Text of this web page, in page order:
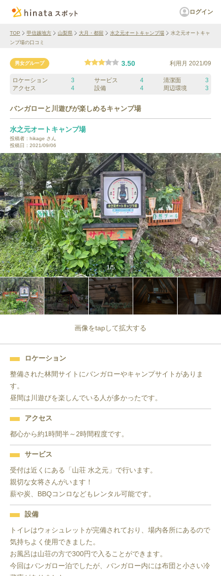
ログイン
TOP 甲信越地方 山梨県 大月・都留 水之元オートキャンプ場
水之元オートキャ
ンプ場の口コミ
男女グループ 3.50 利用月 2021/09
ロケーション 3 サービス 4 清潔面
3
アクセス
4 設備 4 周辺環境 3
バンガローと川遊びが楽しめるキャンプ場
水之元オートキャンプ場
投稿者： hikage さん
投稿日： 2021/09/06
1/5
画像をtapして拡大する
ロケーション
整備された林間サイトにバンガローやキャンプサイトがありま
す。
昼間は川遊びを楽しんでいる人が多かったです。
アクセス
都心から約1時間半～2時間程度です。
サービス
受付は近くにある「山荘 水之元」で行います。
親切な女将さんがいます！
設備
トイレはウォシュレットが完備されており、場内各所にあるので
気持ちよく使用できました。
お風呂は山荘の方で300円で入ることができます。
今回はバンガロー泊でしたが、バンガロー内には布団と小さい冷